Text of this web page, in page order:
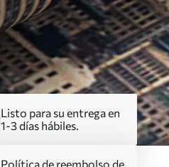
Listo para su entrega en
1-3 días hábiles.
Política de reembolso de